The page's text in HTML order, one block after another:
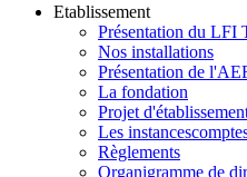
Etablissement
Présentation du LFI
Nos installations
Présentation de
La fondation
Projet
Les instances
Règlements
Organigramme de